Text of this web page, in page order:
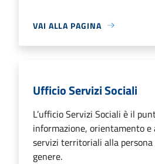
VAI ALLA PAGINA
Ufficio Servizi Sociali
L’ufficio Servizi Sociali è il
informazione, orientamento e
servizi territoriali alla persona
genere.